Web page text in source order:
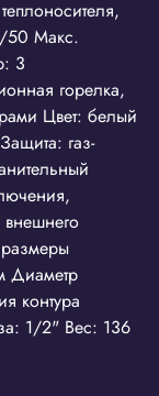
50 Макс.
3
горелка,
Цвет: белый
газ-
Диаметр
контура
1/2" Вес: 136